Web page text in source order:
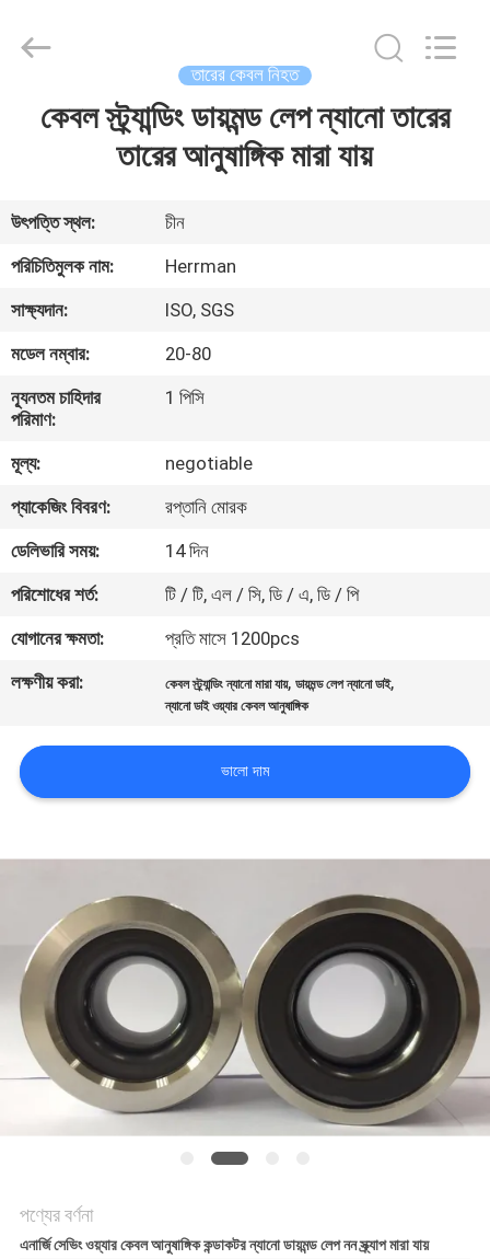
বাড়ি
আমাদের
সম্পর্কে
কারখানা
ভ্রমণ
মান
নিয়ন্ত্রণ
যোগাযোগ
করুন
খবর
উদ্ধৃতির
জন্য
ম্যাপ
গোপনীয়তা
নীতি
Rights
তারের কেবল নিহত
কেবল স্ট্র্যান্ডিং ডায়মন্ড লেপ ন্যানো তারের
তারের আনুষাঙ্গিক মারা যায়
উৎপত্তি স্থল:
চীন
পরিচিতিমুলক নাম:
Herrman
সাক্ষ্যদান:
ISO, SGS
মডেল নম্বার:
20-80
ন্যূনতম চাহিদার
পরিমাণ:
1 পিসি
মূল্য:
negotiable
প্যাকেজিং বিবরণ:
রপ্তানি মোরক
ডেলিভারি সময়:
14 দিন
পরিশোধের শর্ত:
টি / টি, এল / সি, ডি / এ, ডি / পি
যোগানের ক্ষমতা:
প্রতি মাসে 1200pcs
লক্ষণীয় করা:
কেবল স্ট্র্যান্ডিং ন্যানো মারা যায়,ডায়মন্ড লেপ ন্যানো ডাই,
ন্যানো ডাই ওয়্যার কেবল আনুষাঙ্গিক
ভালো দাম
পণ্যের বর্ণনা
এনার্জি সেভিং ওয়্যার কেবল আনুষাঙ্গিক কন্ডাকটর ন্যানো ডায়মন্ড লেপ নন স্ক্র্যাপ মারা যায়